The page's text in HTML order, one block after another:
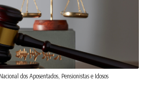
dos Aposentados, Pensionistas e Idosos